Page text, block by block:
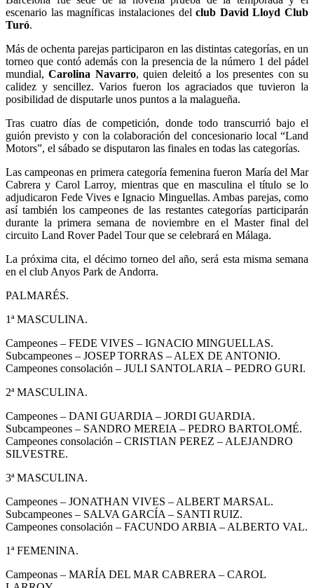
escenario las magníficas instalaciones delclub David Lloyd Club
Turó.
Más de ochenta parejas participaron en las distintas categorías, en un
torneo que contó además con la presencia de la número 1 del pádel
mundial,Carolina Navarro, quien deleitó a los presentes con su
calidez y sencillez. Varios fueron los agraciados que tuvieron la
posibilidad de disputarle unos puntos a la malagueña.
Tras cuatro días de competición, donde todo transcurrió bajo el
guión previsto y con la colaboración del concesionario local “Land
Motors”, el sábado se disputaron las finales en todas las categorías.
Las campeonas en primera categoría femenina fueron María del Mar
Cabrera y Carol Larroy, mientras que en masculina el título se lo
adjudicaron Fede Vives e Ignacio Minguellas. Ambas parejas, como
así también los campeones de las restantes categorías participarán
durante la primera semana de noviembre en el Master final del
circuito Land Rover Padel Tour que se celebrará en Málaga.
La próxima cita, el décimo torneo del año, será esta misma semana
en el club Anyos Park de Andorra.
PALMARÉS.
1ª MASCULINA.
Campeones – FEDE VIVES – IGNACIO MINGUELLAS.
Subcampeones – JOSEP TORRAS – ALEX DE ANTONIO.
Campeones consolación – JULI SANTOLARIA – PEDRO GURI.
2ª MASCULINA.
Campeones – DANI GUARDIA – JORDI GUARDIA.
Subcampeones – SANDRO MEREIA – PEDRO BARTOLOMÉ.
Campeones consolación – CRISTIAN PEREZ – ALEJANDRO
SILVESTRE.
3ª MASCULINA.
Campeones – JONATHAN VIVES – ALBERT MARSAL.
Subcampeones – SALVA GARCÍA – SANTI RUIZ.
Campeones consolación – FACUNDO ARBIA – ALBERTO VAL.
1ª FEMENINA.
Campeonas – MARÍA DEL MAR CABRERA – CAROL